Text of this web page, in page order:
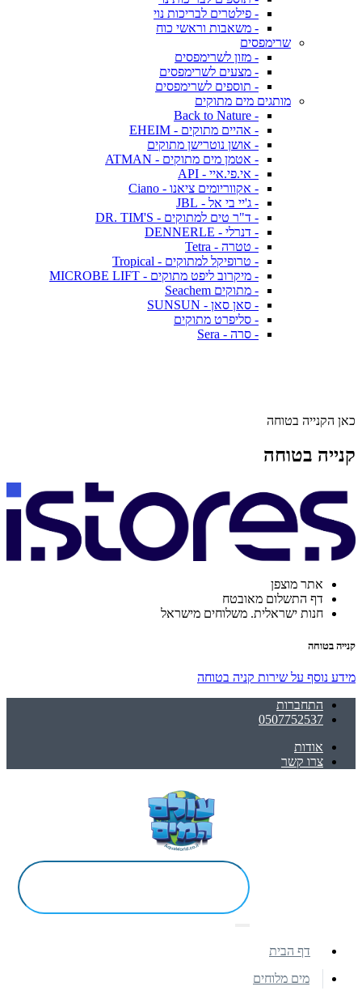
- פילטרים לבריכות נוי
- משאבות וראשי כוח
שרימפסים
- מזון לשרימפסים
- מצעים לשרימפסים
- תוספים לשרימפסים
מותגים מים מתוקים
- Back to Nature
- אהיים מתוקים - EHEIM
- אושן נוטרישן מתוקים
- אטמן מים מתוקים - ATMAN
- אי.פי.איי - API
- אקווריומים ציאנו - Ciano
- ג'יי בי אל - JBL
- ד"ר טים למתוקים - DR. TIM'S
- דנרלי - DENNERLE
- טטרה - Tetra
- טרופיקל למתוקים - Tropical
- מיקרוב ליפט מתוקים - MICROBE LIFT
- מתוקים Seachem
- סאן סאן - SUNSUN
- סליפרט מתוקים
- סרה - Sera
כאן הקנייה בטוחה
קנייה בטוחה
אתר מוצפן
דף התשלום מאובטח
חנות ישראלית. משלוחים מישראל
קנייה בטוחה
מידע נוסף על שירות קניה בטוחה
התחברות
0507752537
אודות
צרו קשר
דף הבית
מים מלוחים